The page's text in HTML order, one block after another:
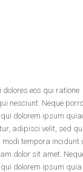
eos qui ratione
nesciunt. Neque porro
dolorem ipsum
adipisci velit, sed
modi tempora incidunt
dolor sit amet.
dolorem ipsum